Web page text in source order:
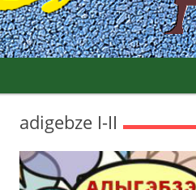
adigebze I-II